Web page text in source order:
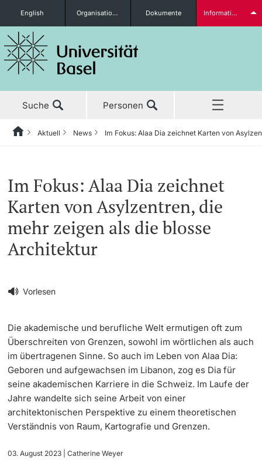
Studieninteressierte
weitere Informationen
weitere Informationen
Fördernde & Alumni
English Organisationseinheiten Dokumente Informationen für...
Suche Personen
Aktuell
‡ ‡ ‡ ‡
News
‡ ‡ ‡ ‡
Newsletter bestellen
Ehrungen & Preise
Newsletter
Veranstaltungskalender
‡ ‡ ‡ ‡ ‡ ‡ ‡ ‡ ‡ ‡ ‡ ‡
Social Media
‡ ‡ ‡ ‡ ‡ ‡ ‡ ‡ ‡ ‡ ‡ ‡
UNI NOVA
‡ ‡ ‡ ‡ ‡ ‡ ‡ ‡
‡ ‡ ‡ ‡ ‡ ‡ ‡ ‡ ‡ ‡ ‡ ‡ ‡ ‡ ‡ ‡
Studium
‡ ‡ ‡ ‡ ‡ ‡ ‡ ‡ ‡ ‡ ‡ ‡ ‡ ‡ ‡ ‡ ‡ ‡ ‡ ‡ ‡ ‡ ‡ ‡ ‡ ‡ ‡ ‡ ‡ ‡ ‡ ‡ ‡ ‡ ‡ ‡ ‡ ‡ ‡ ‡
‡ ‡ ‡ ‡ ‡ ‡ ‡ ‡ ‡ ‡ ‡ ‡ ‡ ‡ ‡ ‡
‡ ‡ ‡ ‡ ‡ ‡ ‡ ‡ ‡ ‡ ‡ ‡ ‡ ‡ ‡ ‡ ‡ ‡ ‡ ‡ ‡ ‡ ‡ ‡
Weiterbildung
‡ ‡ ‡ ‡ ‡ ‡ ‡ ‡ ‡ ‡ ‡ ‡ ‡ ‡ ‡ ‡ ‡ ‡ ‡ ‡ ‡ ‡ ‡ ‡ ‡ ‡ ‡ ‡ ‡ ‡ ‡ ‡ ‡ ‡ ‡ ‡ ‡ ‡ ‡ ‡ ‡
‡ ‡ ‡ ‡ ‡ ‡ ‡ ‡ ‡ ‡ ‡ ‡ ‡ ‡ ‡ ‡ ‡ ‡ ‡
Universität
HomeZurückAktuell News Im Fokus: Alaa Dia zeichnet Karten von
Vorlesen
Im Fokus: Alaa Dia zeichnet
Karten von Asylzentren, die
mehr zeigen als die blosse
Architektur
Die akademische und berufliche Welt ermutigen oft zum
Überschreiten von Grenzen, sowohl im wörtlichen als auch
im übertragenen Sinne. So auch im Leben von Alaa Dia:
Geboren und aufgewachsen im Libanon, zog es Dia für
seine akademischen Karriere in die Schweiz. Im Laufe der
Jahre wandelte sich seine Arbeit von einer
architektonischen Perspektive zu einem theoretischen
Verständnis von Raum, Kartografie und Grenzen.
03. August 2023 | Catherine Weyer